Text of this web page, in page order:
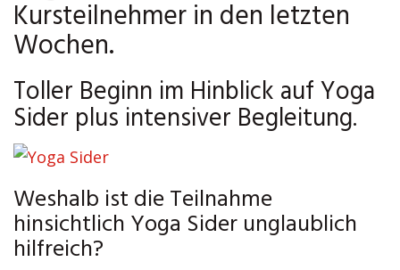
Kursteilnehmer in den letzten
Wochen.
Toller Beginn im Hinblick auf Yoga
Sider plus intensiver Begleitung.
Weshalb ist die Teilnahme
hinsichtlich Yoga Sider unglaublich
hilfreich?